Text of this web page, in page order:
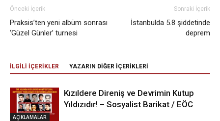
Önceki İçerik
Praksis’ten yeni albüm sonrası
‘Güzel Günler’ turnesi
Sonraki İçerik
İstanbulda 5.8 şiddetinde
deprem
İLGİLİ İÇERİKLER YAZARIN DİĞER İÇERİKLERİ
AÇIKLAMALAR
Kızıldere Direniş ve Devrimin Kutup
Yıldızıdır! – Sosyalist Barikat / EÖC